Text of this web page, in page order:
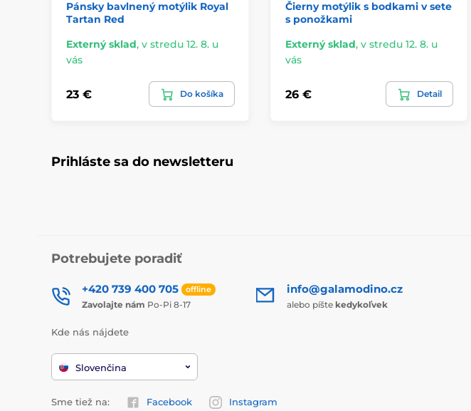
Pánsky bavlnený motýlik Royal
Tartan Red
Externý sklad, v stredu 12. 8. u
vás
23 € Do košíka
Čierny motýlik s bodkami v sete
s ponožkami
Externý sklad, v stredu 12. 8. u
vás
26 € Detail
Prihláste sa do newsletteru
Potrebujete poradiť
+420 739 400 705 offline
Zavolajte nám Po-Pi 8-17
info@galamodino.cz
alebo píšte kedykoľvek
Kde nás nájdete
Slovenčina
Sme tiež na: Facebook Instagram